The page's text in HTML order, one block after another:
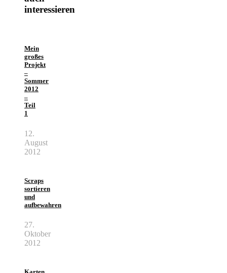
interessieren
Mein
großes
Projekt
–
Sommer
2012
–
Teil
1
12.
August
2012
Scraps
sortieren
und
aufbewahren
27.
Oktober
2012